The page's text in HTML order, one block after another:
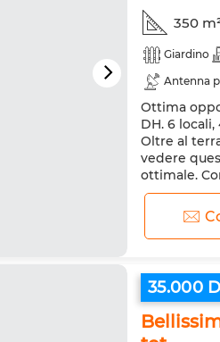
350
Giardino
Antenna
Cucina
Internet
Ottima
DH. 6
Oltre al
vedere
ottimale.
tue
35.000